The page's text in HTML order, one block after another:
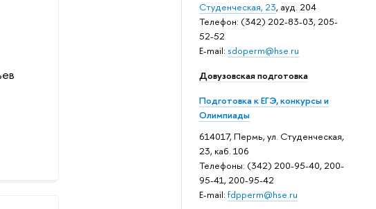
Студенческая, 23, ауд. 204
Телефон: (342) 202-83-03, 205-
52-52
E-mail: sdoperm@hse.ru
Довузовская подготовка
Подготовка к ЕГЭ, конкурсы и
Олимпиады
614017, Пермь, ул. Студенческая,
23, каб. 106
Телефоны: (342) 200-95-40, 200-
95-41, 200-95-42
E-mail: fdpperm@hse.ru